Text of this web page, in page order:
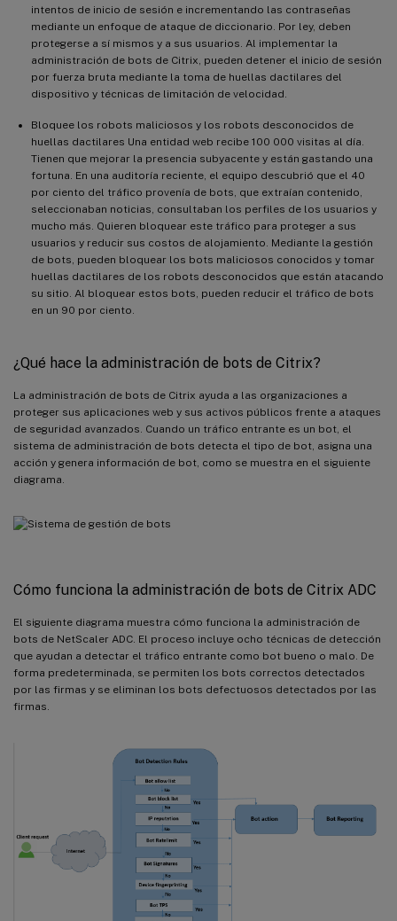
intentos de inicio de sesión e incrementando las contraseñas
mediante un enfoque de ataque de diccionario. Por ley, deben
protegerse a sí mismos y a sus usuarios. Al implementar la
administración de bots de Citrix, pueden detener el inicio de sesión
por fuerza bruta mediante la toma de huellas dactilares del
dispositivo y técnicas de limitación de velocidad.
Bloquee los robots maliciosos y los robots desconocidos de
huellas dactilares Una entidad web recibe 100 000 visitas al día.
Tienen que mejorar la presencia subyacente y están gastando una
fortuna. En una auditoría reciente, el equipo descubrió que el 40
por ciento del tráfico provenía de bots, que extraían contenido,
seleccionaban noticias, consultaban los perfiles de los usuarios y
mucho más. Quieren bloquear este tráfico para proteger a sus
usuarios y reducir sus costos de alojamiento. Mediante la gestión
de bots, pueden bloquear los bots maliciosos conocidos y tomar
huellas dactilares de los robots desconocidos que están atacando
su sitio. Al bloquear estos bots, pueden reducir el tráfico de bots
en un 90 por ciento.
¿Qué hace la administración de bots de Citrix?
La administración de bots de Citrix ayuda a las organizaciones a
proteger sus aplicaciones web y sus activos públicos frente a ataques
de seguridad avanzados. Cuando un tráfico entrante es un bot, el
sistema de administración de bots detecta el tipo de bot, asigna una
acción y genera información de bot, como se muestra en el siguiente
diagrama.
Cómo funciona la administración de bots de Citrix ADC
El siguiente diagrama muestra cómo funciona la administración de
bots de NetScaler ADC. El proceso incluye ocho técnicas de detección
que ayudan a detectar el tráfico entrante como bot bueno o malo. De
forma predeterminada, se permiten los bots correctos detectados
por las firmas y se eliminan los bots defectuosos detectados por las
firmas.